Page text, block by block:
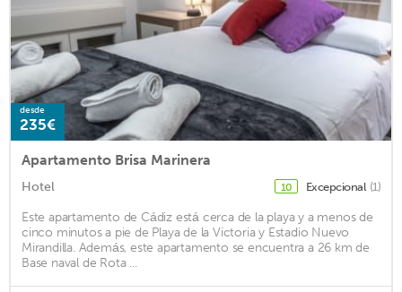
desde
235€
Apartamento Brisa Marinera
Hotel 10 Excepcional (1)
Este apartamento de Cádiz está cerca de la playa y a menos de
cinco minutos a pie de Playa de la Victoria y Estadio Nuevo
Mirandilla. Además, este apartamento se encuentra a 26 km de
Base naval de Rota ...